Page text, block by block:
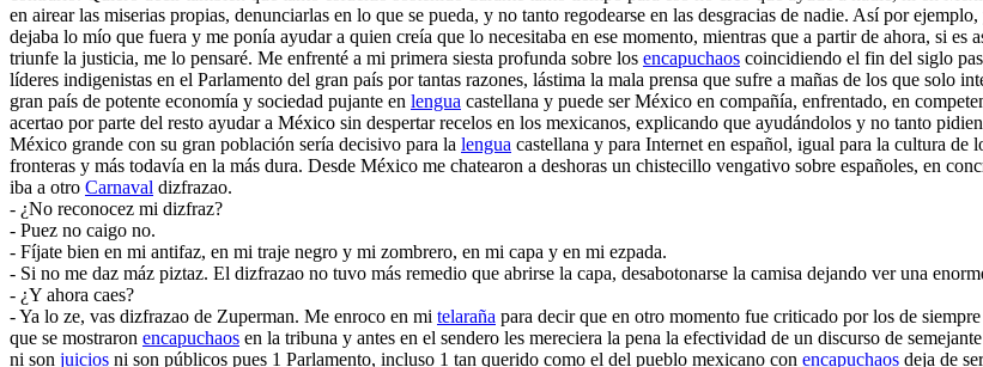
en airear las miserias propias, denunciarlas en lo que se pueda, y no tanto regodearse en las desgracias de nadie. Así por
dejaba lo mío que fuera y me ponía ayudar a quien creía que lo necesitaba en ese momento, mientras que a partir de ahora, si
triunfe la justicia, me lo pensaré. Me enfrenté a mi primera siesta profunda sobre los encapuchaos coincidiendo el fin del siglo
líderes indigenistas en el Parlamento del gran país por tantas razones, lástima la mala prensa que sufre a mañas de los que solo
gran país de potente economía y sociedad pujante en lengua castellana y puede ser México en compañía, enfrentado, en
acertao por parte del resto ayudar a México sin despertar recelos en los mexicanos, explicando que ayudándolos y no tanto
México grande con su gran población sería decisivo para la lengua castellana y para Internet en español, igual para la cultura de
fronteras y más todavía en la más dura. Desde México me chatearon a deshoras un chistecillo vengativo sobre españoles, en
iba a otro Carnaval dizfrazao.
- ¿No reconocez mi dizfraz?
- Puez no caigo no.
- Fíjate bien en mi antifaz, en mi traje negro y mi zombrero, en mi capa y en mi ezpada.
- Si no me daz máz piztaz. El dizfrazao no tuvo más remedio que abrirse la capa, desabotonarse la camisa dejando ver una
- ¿Y ahora caes?
- Ya lo ze, vas dizfrazao de Zuperman. Me enroco en mi telaraña para decir que en otro momento fue criticado por los de
que se mostraron encapuchaos en la tribuna y antes en el sendero les mereciera la pena la efectividad de un discurso de
ni son juicios ni son públicos pues 1 Parlamento, incluso 1 tan querido como el del pueblo mexicano con encapuchaos deja de